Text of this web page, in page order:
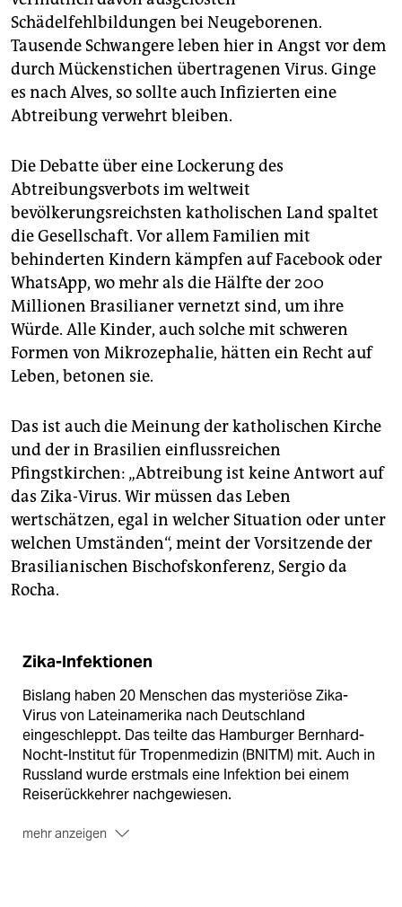
Schädelfehlbildungen bei Neugeborenen.
Tausende Schwangere leben hier in Angst vor dem
durch Mückenstichen übertragenen Virus. Ginge
es nach Alves, so sollte auch Infizierten eine
Abtreibung verwehrt bleiben.
Die Debatte über eine Lockerung des
Abtreibungsverbots im weltweit
bevölkerungsreichsten katholischen Land spaltet
die Gesellschaft. Vor allem Familien mit
behinderten Kindern kämpfen auf Facebook oder
WhatsApp, wo mehr als die Hälfte der 200
Millionen Brasilianer vernetzt sind, um ihre
Würde. Alle Kinder, auch solche mit schweren
Formen von Mikrozephalie, hätten ein Recht auf
Leben, betonen sie.
Das ist auch die Meinung der katholischen Kirche
und der in Brasilien einflussreichen
Pfingstkirchen: „Abtreibung ist keine Antwort auf
das Zika-Virus. Wir müssen das Leben
wertschätzen, egal in welcher Situation oder unter
welchen Umständen“, meint der Vorsitzende der
Brasilianischen Bischofskonferenz, Sergio da
Rocha.
Zika-Infektionen
Bislang haben 20 Menschen das mysteriöse Zika-
Virus von Lateinamerika nach Deutschland
eingeschleppt. Das teilte das Hamburger Bernhard-
Nocht-Institut für Tropenmedizin (BNITM) mit. Auch in
Russland wurde erstmals eine Infektion bei einem
Reiserückkehrer nachgewiesen.
mehr anzeigen